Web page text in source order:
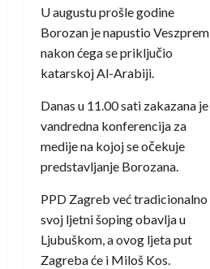
U augustu prošle godine
Borozan je napustio Veszprem
nakon ćega se priključio
katarskoj Al-Arabiji.
Danas u 11.00 sati zakazana je
vandredna konferencija za
medije na kojoj se očekuje
predstavljanje Borozana.
PPD Zagreb već tradicionalno
svoj ljetni šoping obavlja u
Ljubuškom, a ovog ljeta put
Zagreba će i Miloš Kos.